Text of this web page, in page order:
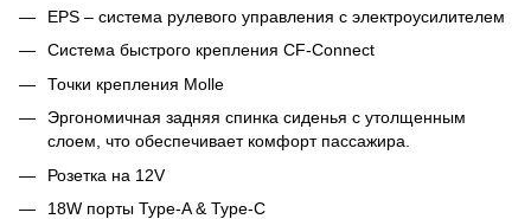
EPS – система рулевого управления с электроусилителем
Система быстрого крепления CF-Connect
Точки крепления Molle
Эргономичная задняя спинка сиденья с утолщенным
слоем, что обеспечивает комфорт пассажира.
Розетка на 12V
18W порты Type-A & Type-C